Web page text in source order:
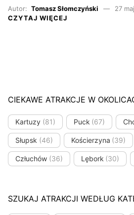
Autor: Tomasz Słomczyński
27
CZYTAJ WIĘCEJ
CIEKAWE ATRAKCJE W
Kartuzy (81) Puck (67)
Słupsk (46) Kościerzyna (39)
Człuchów (36) Lębork (30)
SZUKAJ ATRAKCJI WEDŁUG